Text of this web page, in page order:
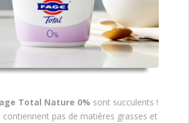
Total Nature 0% sont succulents !
contiennent pas de matières grasses et